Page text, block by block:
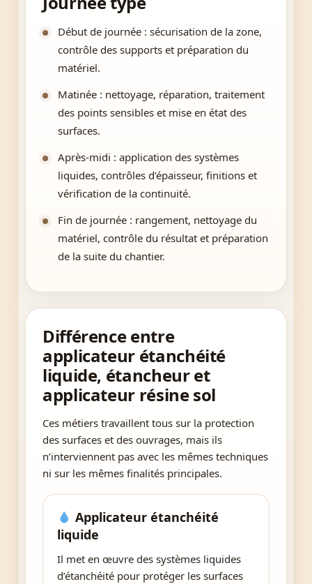
Début de journée : sécurisation de la zone,
contrôle des supports et préparation du
matériel.
Matinée : nettoyage, réparation, traitement
des points sensibles et mise en état des
surfaces.
Après-midi : application des systèmes
liquides, contrôles d’épaisseur, finitions et
vérification de la continuité.
Fin de journée : rangement, nettoyage du
matériel, contrôle du résultat et préparation
de la suite du chantier.
Différence entre
applicateur étanchéité
liquide, étancheur et
applicateur résine sol
Ces métiers travaillent tous sur la protection
des surfaces et des ouvrages, mais ils
n’interviennent pas avec les mêmes techniques
ni sur les mêmes finalités principales.
Applicateur étanchéité
liquide
Il met en œuvre des systèmes liquides
d’étanchéité pour protéger les surfaces